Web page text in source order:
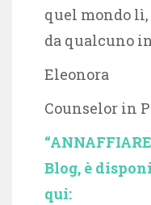
quel mondo lì,
da qualcuno
Eleonora
Counselor in
Blog, è
qui: